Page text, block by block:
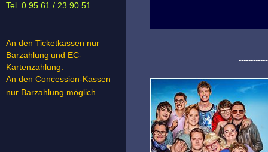
Tel. 0 95 61 / 23 90 51
An den Ticketkassen nur
Barzahlung und EC-
Kartenzahlung.
An den Concession-Kassen
nur Barzahlung möglich.